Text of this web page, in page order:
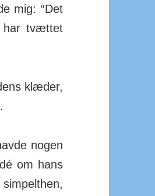
mig: “Det
har tvættet
klæder,
nogen
om hans